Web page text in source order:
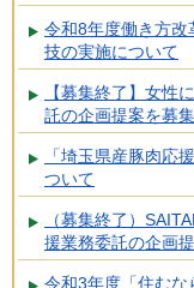
令和8年度働き方改
技の実施について
【募集終了】女性
託の企画提案を募
「埼玉県産豚肉応
ついて
（募集終了）
援業務委託の企画
令和3年度「住む